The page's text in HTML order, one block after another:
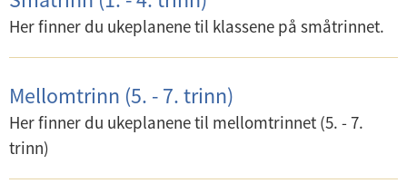
Her finner du ukeplanene til klassene på småtrinnet.
Mellomtrinn (5. - 7. trinn)
Her finner du ukeplanene til mellomtrinnet (5. - 7.
trinn)